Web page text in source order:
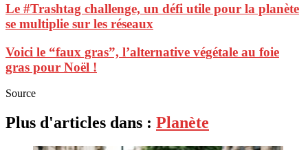
Le #Trashtag challenge, un défi utile pour la planète
se multiplie sur les réseaux
Voici le “faux gras”, l’alternative végétale au foie
gras pour Noël !
Source
Plus d'articles dans : Planète